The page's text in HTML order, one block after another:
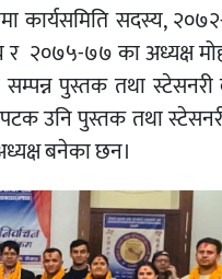
कार्यसमिति सदस्य,
र २०७५-७७ का अध्यक्ष
पुस्तक तथा
उनि पुस्तक तथा
बनेका छन।